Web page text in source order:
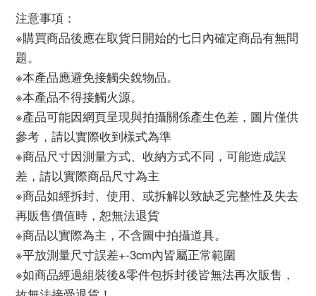
注意事項：
※購買商品後應在取貨日開始的七日內確定商品有無問
題。
※本產品應避免接觸尖銳物品。
※本產品不得接觸火源。
※產品可能因網頁呈現與拍攝關係產生色差，圖片僅供
參考，請以實際收到樣式為準
※商品尺寸因測量方式、收納方式不同，可能造成誤
差，請以實際商品尺寸為主
※商品如經拆封、使用、或拆解以致缺乏完整性及失去
再販售價值時，恕無法退貨
※商品以實際為主，不含圖中拍攝道具。
※平放測量尺寸誤差+-3cm內皆屬正常範圍
※如商品經過組裝後&零件包拆封後皆無法再次販售，